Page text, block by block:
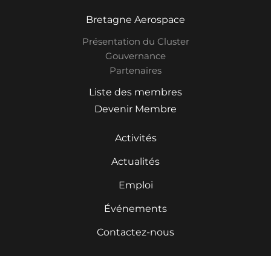
Bretagne Aerospace
Présentation du Cluster
Gouvernance
Partenaires
Liste des membres
Devenir Membre
Activités
Actualités
Emploi
Événements
Contactez-nous